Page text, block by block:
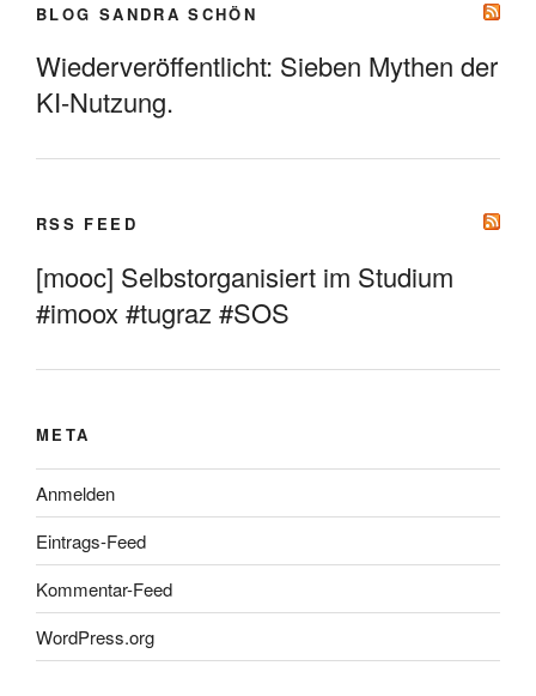
BLOG SANDRA SCHÖN
Wiederveröffentlicht: Sieben Mythen der
KI-Nutzung.
RSS FEED
[mooc] Selbstorganisiert im Studium
#imoox #tugraz #SOS
META
Anmelden
Eintrags-Feed
Kommentar-Feed
WordPress.org